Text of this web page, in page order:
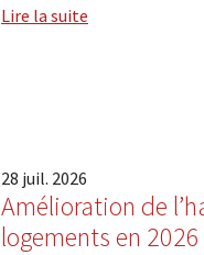
Lire la suite
28 juil. 2026
Amélioration de
logements en 2026